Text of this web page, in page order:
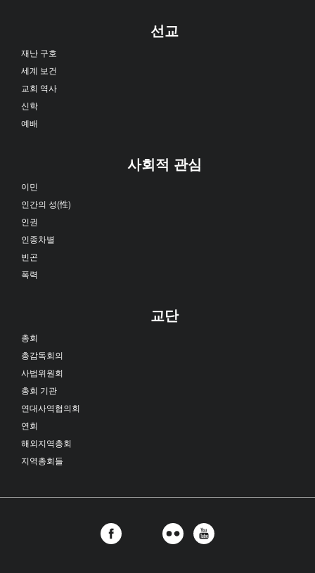
선교
재난 구호
세계 보건
교회 역사
신학
예배
사회적 관심
이민
인간의 성(性)
인권
인종차별
빈곤
폭력
교단
총회
총감독회의
사법위원회
총회 기관
연대사역협의회
연회
해외지역총회
지역총회들